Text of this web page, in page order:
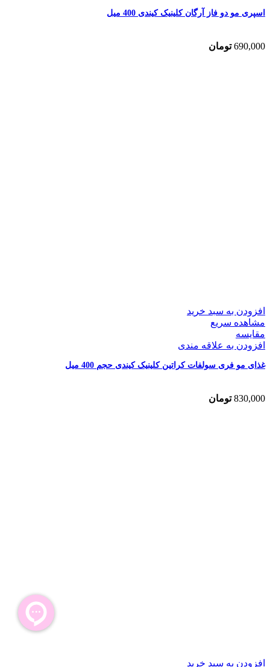
اسپری مو دو فاز آرگان کلینیک کیندی 400 میل
690,000 تومان
افزودن به سبد خرید
مشاهده سریع
مقایسه
افزودن به علاقه مندی
غذای مو فری سولفات کراتین کلینیک کیندی حجم 400 میل
830,000 تومان
افزودن به سبد خرید